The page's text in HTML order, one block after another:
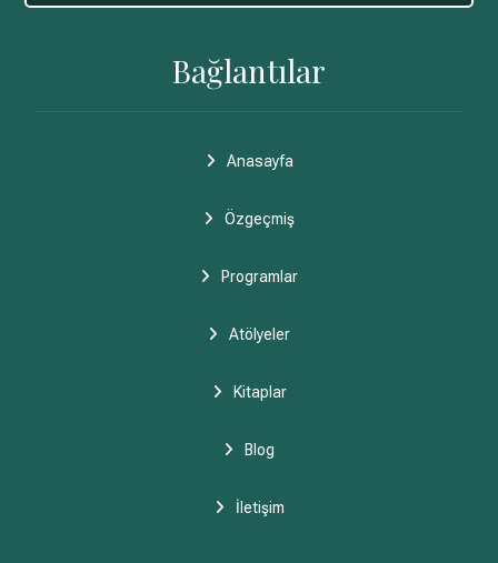
Bağlantılar
Anasayfa
Özgeçmiş
Programlar
Atölyeler
Kitaplar
Blog
İletişim